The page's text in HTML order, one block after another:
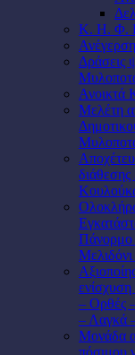
Κ. Η. Φ.
Δράσεις
Ανοικτά
Μελέτη
Πάνορμο
– Ορθές
– Λαγκά
Μονάδα
πόσιμου